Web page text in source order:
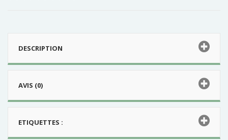
DESCRIPTION
AVIS (0)
ETIQUETTES :